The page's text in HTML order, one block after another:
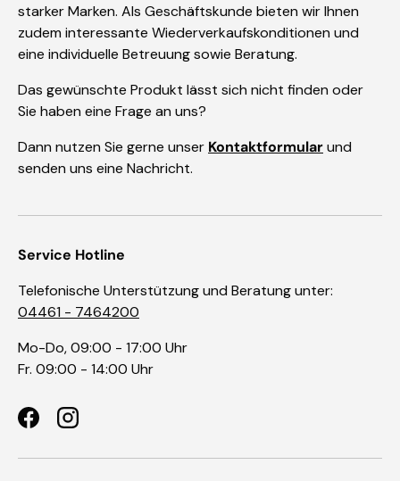
starker Marken. Als Geschäftskunde bieten wir Ihnen
zudem interessante Wiederverkaufskonditionen und
eine individuelle Betreuung sowie Beratung.
Das gewünschte Produkt lässt sich nicht finden oder
Sie haben eine Frage an uns?
Dann nutzen Sie gerne unser Kontaktformularund
senden uns eine Nachricht.
Service Hotline
Telefonische Unterstützung und Beratung unter:
04461 - 7464200
Mo-Do, 09:00 - 17:00 Uhr
Fr. 09:00 - 14:00 Uhr
FacebookInstagram